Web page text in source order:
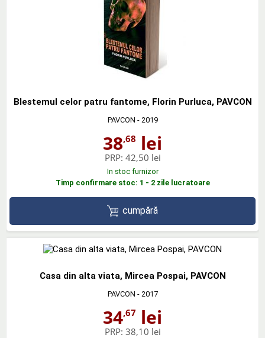
Blestemul celor patru fantome, Florin Purluca, PAVCON
PAVCON - 2019
38,68 lei
PRP: 42,50 lei
In stoc furnizor
Timp confirmare stoc: 1 - 2 zile lucratoare
cumpără
Casa din alta viata, Mircea Pospai, PAVCON
PAVCON - 2017
34,67 lei
PRP: 38,10 lei